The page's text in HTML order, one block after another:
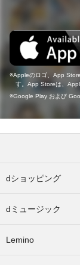
Appleのロゴ、App
す。App Storeは、
Google Play および
dショッピング
dミュージック
Lemino